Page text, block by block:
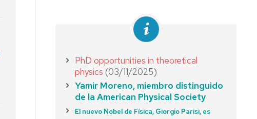
PhD opportunities in theoretical
physics (03/11/2025)
Yamir Moreno, miembro distinguido
de la American Physical Society
El nuevo Nobel de Física, Giorgio Parisi, es